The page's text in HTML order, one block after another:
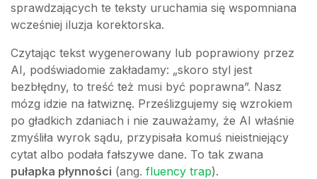
sprawdzających te teksty uruchamia się wspomniana
wcześniej iluzja korektorska.
Czytając tekst wygenerowany lub poprawiony przez
AI, podświadomie zakładamy: „skoro styl jest
bezbłędny, to treść też musi być poprawna”. Nasz
mózg idzie na łatwiznę. Prześlizgujemy się wzrokiem
po gładkich zdaniach i nie zauważamy, że AI właśnie
zmyśliła wyrok sądu, przypisała komuś nieistniejący
cytat albo podała fałszywe dane. To tak zwana
pułapka płynności (ang. fluency trap).